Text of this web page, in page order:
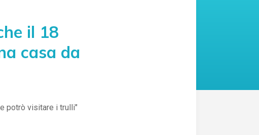
il 18
casa da
potrò visitare i trulli"